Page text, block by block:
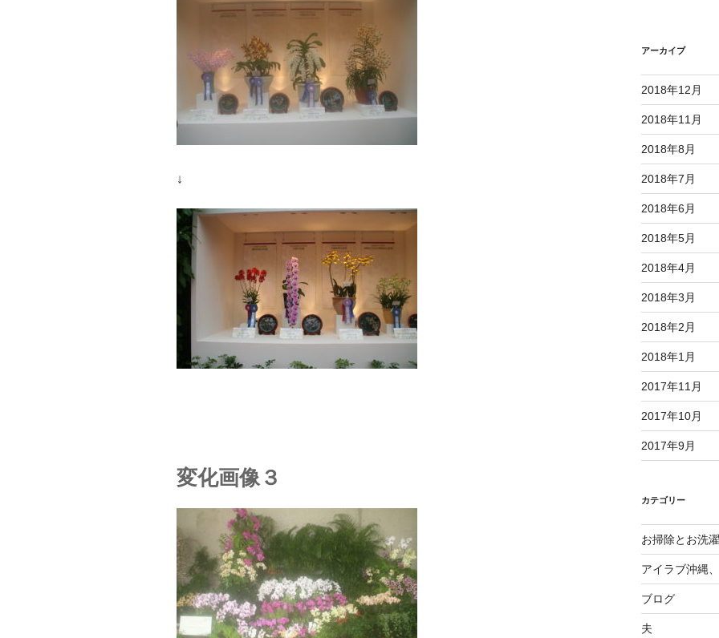
↓
変化画像３
アーカイブ
2018年12月
2018年11月
2018年8月
2018年7月
2018年6月
2018年5月
2018年4月
2018年3月
2018年2月
2018年1月
2017年11月
2017年10月
2017年9月
カテゴリー
お掃除とお洗濯
アイラブ沖縄
ブログ
夫